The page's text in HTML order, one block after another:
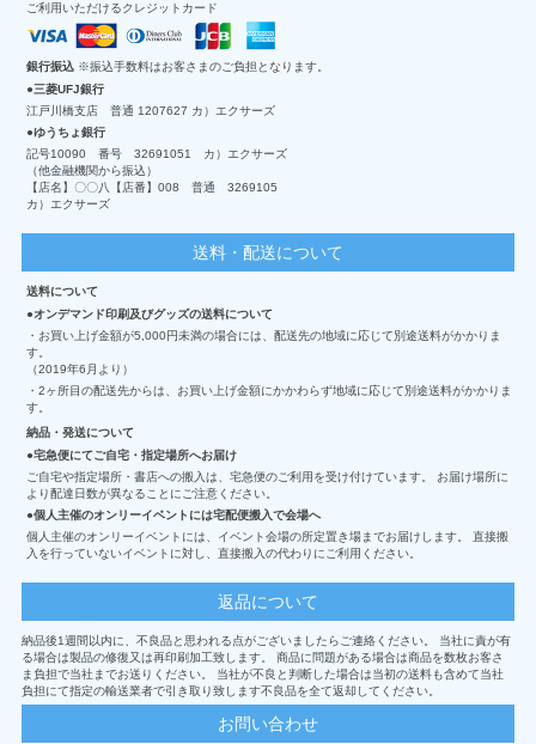
ご利用いただけるクレジットカード
銀行振込 ※振込手数料はお客さまのご負担となります。
三菱UFJ銀行
江戸川橋支店 普通 1207627 カ）エクサーズ
ゆうちょ銀行
記号10090 番号 32691051 カ）エクサーズ
（他金融機関から振込）
【店名】〇〇八【店番】008 普通 3269105
カ）エクサーズ
送料・配送について
送料について
オンデマンド印刷及びグッズの送料について
・お買い上げ金額が5,000円未満の場合には、配送先の地域に応じて別途送料がかかりま
す。
（2019年6月より）
・2ヶ所目の配送先からは、お買い上げ金額にかかわらず地域に応じて別途送料がかかりま
す。
納品・発送について
宅急便にてご自宅・指定場所へお届け
ご自宅や指定場所・書店への搬入は、宅急便のご利用を受け付けています。 お届け場所に
より配達日数が異なることにご注意ください。
個人主催のオンリーイベントには宅配便搬入で会場へ
個人主催のオンリーイベントには、イベント会場の所定置き場までお届けします。 直接搬
入を行っていないイベントに対し、直接搬入の代わりにご利用ください。
返品について
納品後1週間以内に、不良品と思われる点がございましたらご連絡ください。 当社に責が有
る場合は製品の修復又は再印刷加工致します。 商品に問題がある場合は商品を数枚お客さ
ま負担で当社までお送りください。 当社が不良と判断した場合は当初の送料も含めて当社
負担にて指定の輸送業者で引き取り致します不良品を全て返却してください。
お問い合わせ